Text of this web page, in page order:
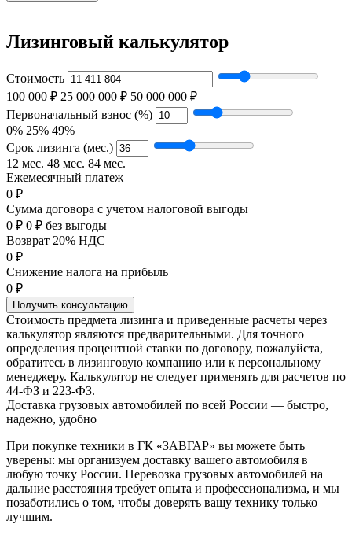
Лизинговый калькулятор
Стоимость
100 000 ₽ 25 000 000 ₽ 50 000 000 ₽
Первоначальный взнос (%)
0% 25% 49%
Срок лизинга (мес.)
12 мес. 48 мес. 84 мес.
Ежемесячный платеж
0 ₽
Сумма договора с учетом налоговой выгоды
0 ₽ 0 ₽ без выгоды
Возврат 20% НДС
0 ₽
Снижение налога на прибыль
0 ₽
Получить консультацию
Стоимость предмета лизинга и приведенные расчеты через
калькулятор являются предварительными. Для точного
определения процентной ставки по договору, пожалуйста,
обратитесь в лизинговую компанию или к персональному
менеджеру. Калькулятор не следует применять для расчетов по
44-ФЗ и 223-ФЗ.
Доставка грузовых автомобилей по всей России — быстро,
надежно, удобно
При покупке техники в ГК «ЗАВГАР» вы можете быть
уверены: мы организуем доставку вашего автомобиля в
любую точку России. Перевозка грузовых автомобилей на
дальние расстояния требует опыта и профессионализма, и мы
позаботились о том, чтобы доверять вашу технику только
лучшим.